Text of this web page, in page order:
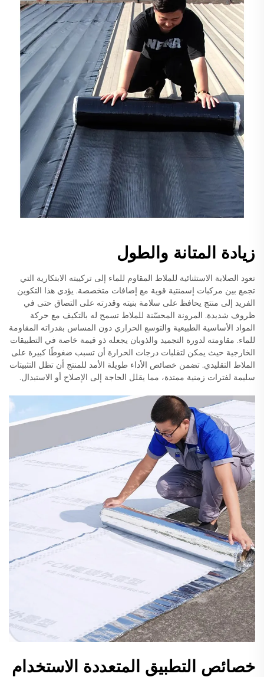
زيادة المتانة والطول
تعود الصلابة الاستثنائية للملاط المقاوم للماء إلى تركيبته الابتكارية التي
تجمع بين مركبات إسمنتية قوية مع إضافات متخصصة. يؤدي هذا التكوين
الفريد إلى منتج يحافظ على سلامة بنيته وقدرته على التصاق حتى في
ظروف شديدة. المرونة المحسّنة للملاط تسمح له بالتكيف مع حركة
المواد الأساسية الطبيعية والتوسع الحراري دون المساس بقدراته المقاومة
للماء. مقاومته لدورة التجميد والذوبان يجعله ذو قيمة خاصة في التطبيقات
الخارجية حيث يمكن لتقلبات درجات الحرارة أن تسبب ضغوطًا كبيرة على
الملاط التقليدي. تضمن خصائص الأداء طويلة الأمد للمنتج أن تظل التثبيتات
سليمة لفترات زمنية ممتدة، مما يقلل الحاجة إلى الإصلاح أو الاستبدال.
خصائص التطبيق المتعددة الاستخدام